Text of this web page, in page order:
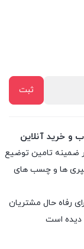
و خرید آنلاین
درخشان در ضمینه تامین توضیع
ها و چسب های
رفاه حال مشتریان
دیده است